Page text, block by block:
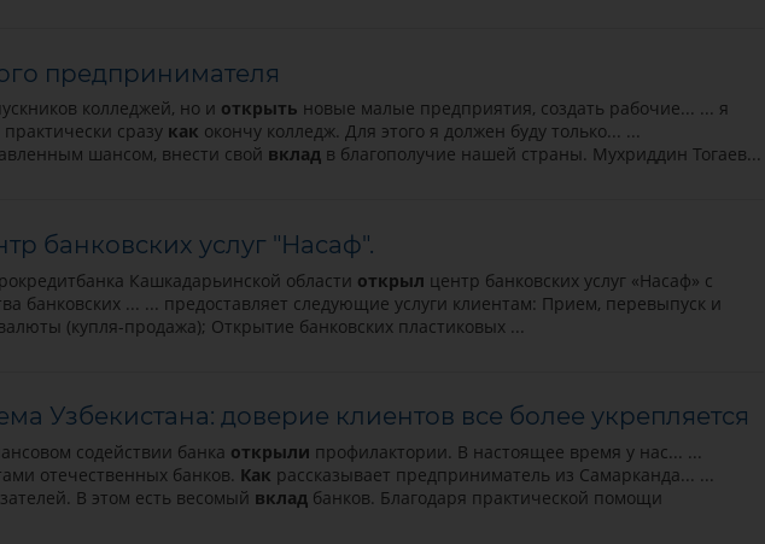
предпринимателя
колледжей, но и открыть новые малые предприятия, создать рабочие... ... я
сразу как окончу колледж. Для этого я должен буду только... ...
шансом, внести свой вкладв благополучие нашей страны. Мухриддин Тогаев...
банковских услуг "Насаф".
Кашкадарьинской области открыл центр банковских услуг «Насаф» с
банковских ... ... предоставляет следующие услуги клиентам: Прием, перевыпуск и
(купля-продажа); Открытие банковских пластиковых ...
Узбекистана: доверие клиентов все более укрепляется
содействии банка открыли профилактории. В настоящее время у нас... ...
отечественных банков. Как рассказывает предприниматель из Самарканда... ...
В этом есть весомый вкладбанков. Благодаря практической помощи